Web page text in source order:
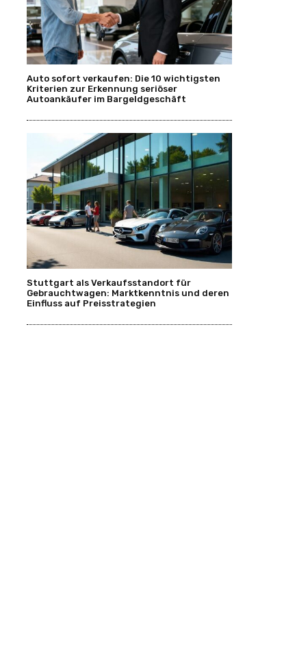
Auto sofort verkaufen: Die 10 wichtigsten
Kriterien zur Erkennung seriöser
Autoankäufer im Bargeldgeschäft
Stuttgart als Verkaufsstandort für
Gebrauchtwagen: Marktkenntnis und deren
Einfluss auf Preisstrategien